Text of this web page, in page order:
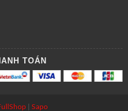
TOÁN
| Sapo